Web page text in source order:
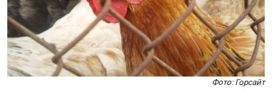
Фото: Горсайт